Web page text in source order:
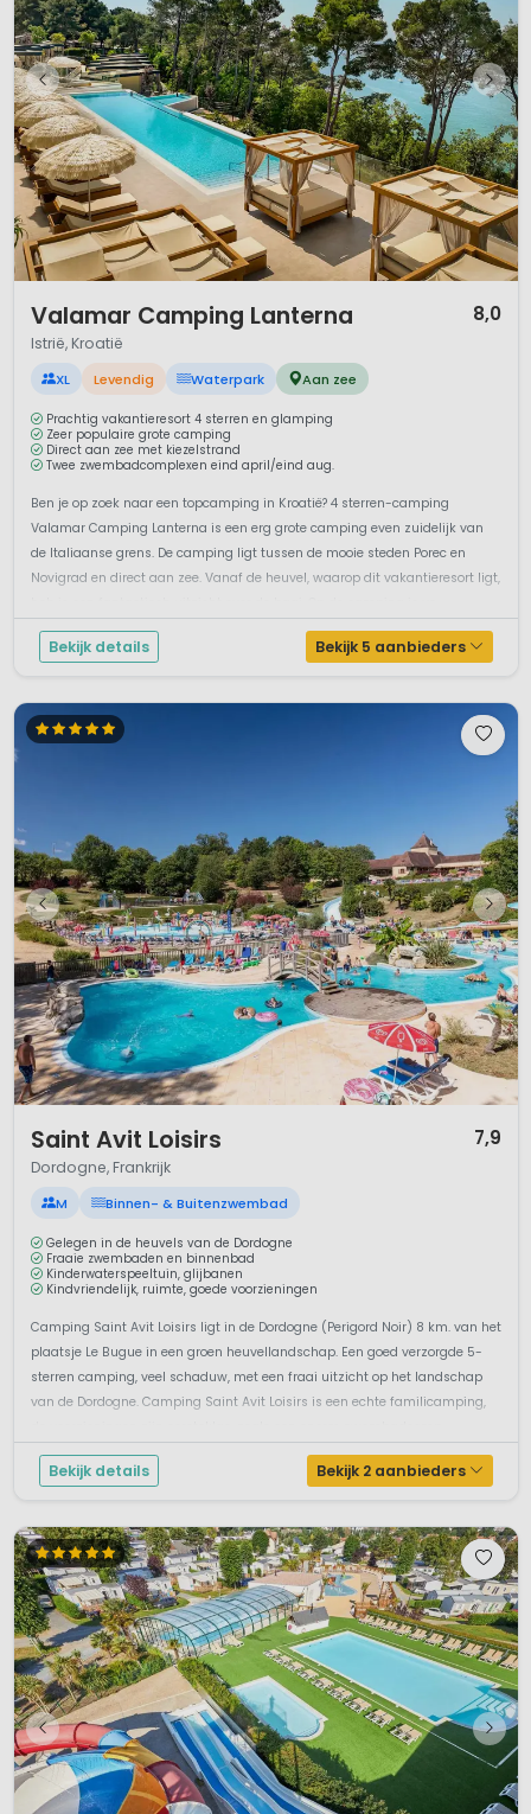
Valamar Camping Lanterna 8,0
Istrië, Kroatië
XL Levendig Waterpark Aan zee
Prachtig vakantieresort 4 sterren en glamping
Zeer populaire grote camping
Direct aan zee met kiezelstrand
Twee zwembadcomplexen eind april/eind aug.
Ben je op zoek naar een topcamping in Kroatië? 4 sterren-camping
Valamar Camping Lanterna is een erg grote camping even zuidelijk van
de Italiaanse grens. De camping ligt tussen de mooie steden Porec en
Novigrad en direct aan zee. Vanaf de heuvel, waarop dit vakantieresort ligt,
Bekijk details Bekijk 5 aanbieders
Saint Avit Loisirs 7,9
Dordogne, Frankrijk
M Binnen- & Buitenzwembad
Gelegen in de heuvels van de Dordogne
Fraaie zwembaden en binnenbad
Kinderwaterspeeltuin, glijbanen
Kindvriendelijk, ruimte, goede voorzieningen
Camping Saint Avit Loisirs ligt in de Dordogne (Perigord Noir) 8 km. van het
plaatsje Le Bugue in een groen heuvellandschap. Een goed verzorgde 5-
sterren camping, veel schaduw, met een fraai uitzicht op het landschap
van de Dordogne. Camping Saint Avit Loisirs is een echte familicamping,
Bekijk details Bekijk 2 aanbieders